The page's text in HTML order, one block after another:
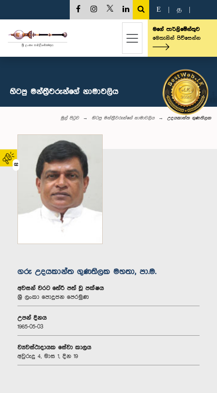
02
E த
මගේ පාර්ලිමේන්තුව
මෙතැනින් පිවිසෙන්න
හිටපු මන්ත්‍රීවරුන්ගේ නාමාවලිය
මුල් පිටුව හිටපු මන්ත්‍රීවරුන්ගේ නාමාවලිය උදයකාන්ත ගුණතිලක
ගරු උදයකාන්ත ගුණතිලක මහතා, පා.ම.
අවසන් වරට තේරී පත් වූ පක්ෂය
ශ්‍රී ලංකා පොදුජන පෙරමුණ
උපන් දිනය
1965-05-03
ව්‍යවස්ථාදායක සේවා කාලය
අවුරුදු 4, මාස 1, දින 19